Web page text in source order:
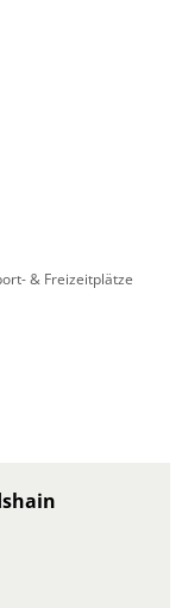
& Freizeitplätze